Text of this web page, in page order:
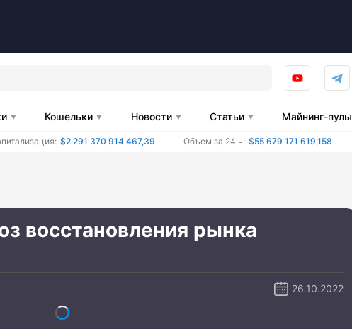
Кошельки Новости Статьи Майнинг-пулы
$2 291 370 914 467,39 Объем за 24 ч: $55 679 171 619,158
восстановления рынка
26.10.2022